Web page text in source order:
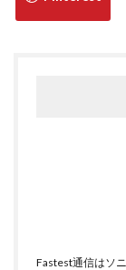
Fastest通信はソ